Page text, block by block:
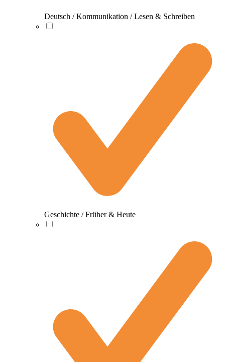
Deutsch / Kommunikation / Lesen & Schreiben
Geschichte / Früher & Heute